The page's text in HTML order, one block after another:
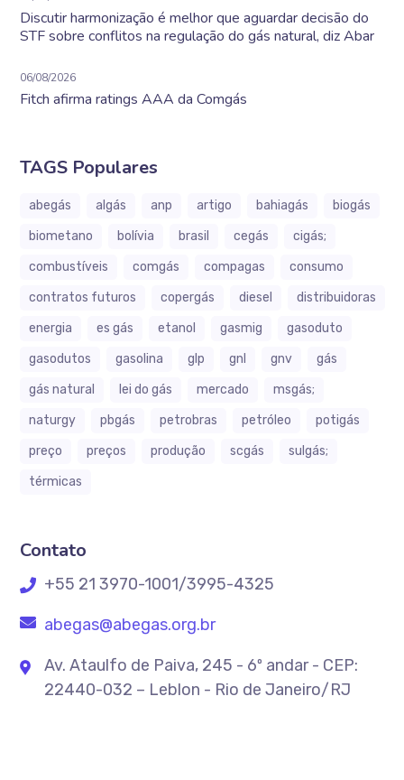
Discutir harmonização é melhor que aguardar decisão do
STF sobre conflitos na regulação do gás natural, diz Abar
06/08/2026
Fitch afirma ratings AAA da Comgás
TAGS Populares
abegás algás anp artigo bahiagás
biogás
biometano
bolívia brasil cegás
cigás;
combustíveis
comgás compagas
consumo
contratos futuros
copergás diesel
distribuidoras
energia
es gás etanol gasmig
gasoduto
gasodutos
gasolina glp gnl gnv
gás
gás natural
lei do gás mercado
msgás;
naturgy
pbgás petrobras petróleo
potigás
preço
preços produção scgás
sulgás;
térmicas
Contato
+55 21 3970-1001/3995-4325
abegas@abegas.org.br
Av. Ataulfo de Paiva, 245 - 6º andar - CEP:
22440-032 – Leblon - Rio de Janeiro/RJ